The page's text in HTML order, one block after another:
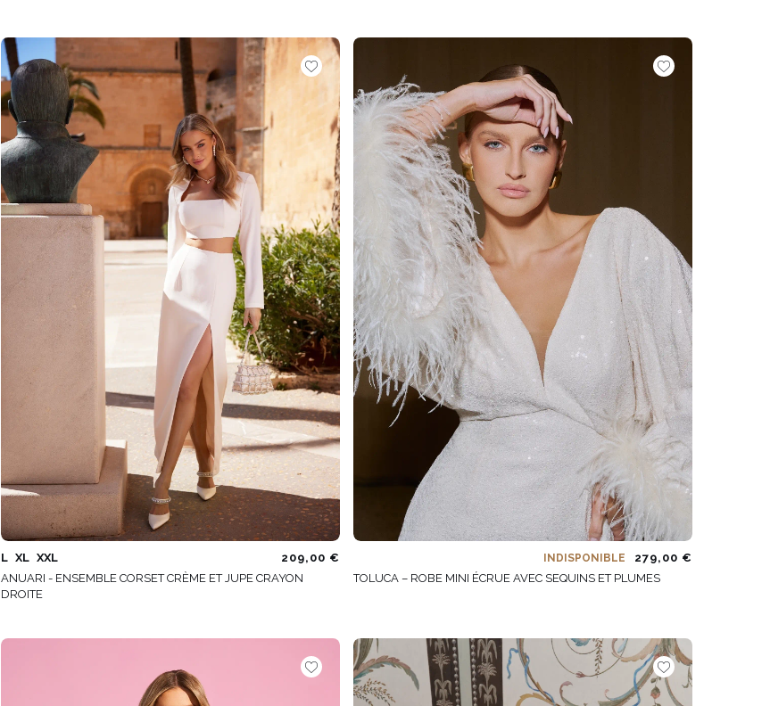
L XL XXL
209,00 €
ANUARI - ENSEMBLE CORSET CRÈME ET JUPE CRAYON
DROITE
INDISPONIBLE
279,00 €
TOLUCA – ROBE MINI ÉCRUE AVEC SEQUINS ET PLUMES